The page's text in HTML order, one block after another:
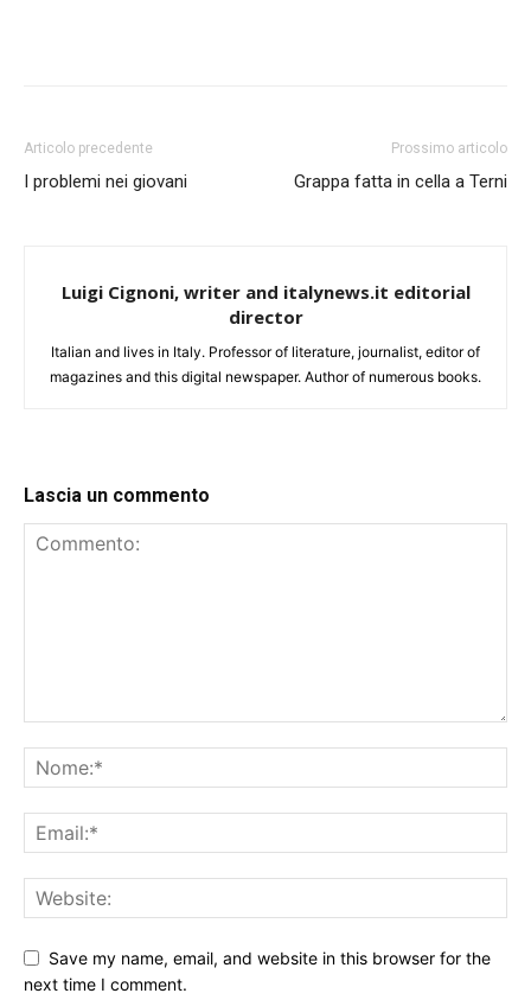
Articolo precedente
I problemi nei giovani
Prossimo articolo
Grappa fatta in cella a Terni
Luigi Cignoni, writer and italynews.it editorial
director
Italian and lives in Italy. Professor of literature, journalist, editor of
magazines and this digital newspaper. Author of numerous books.
Lascia un commento
Save my name, email, and website in this browser for the
next time I comment.